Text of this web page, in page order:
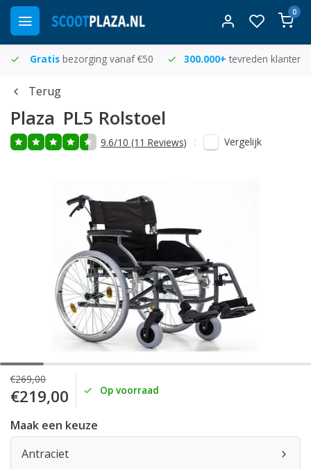
0
Gratis bezorging vanaf €50 300.000+ tevreden klanten
Terug
Plaza PL5 Rolstoel
9.6/10 (11 Reviews) Vergelijk
€269,00
€219,00 Op voorraad
Maak een keuze
Antraciet